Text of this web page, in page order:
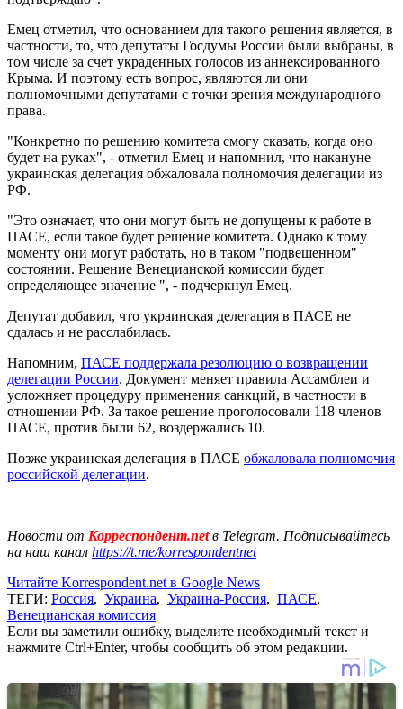
Емец отметил, что основанием для такого решения является, в
частности, то, что депутаты Госдумы России были выбраны, в
том числе за счет украденных голосов из аннексированного
Крыма. И поэтому есть вопрос, являются ли они
полномочными депутатами с точки зрения международного
права.
"Конкретно по решению комитета смогу сказать, когда оно
будет на руках", - отметил Емец и напомнил, что накануне
украинская делегация обжаловала полномочия делегации из
РФ.
"Это означает, что они могут быть не допущены к работе в
ПАСЕ, если такое будет решение комитета. Однако к тому
моменту они могут работать, но в таком "подвешенном"
состоянии. Решение Венецианской комиссии будет
определяющее значение ", - подчеркнул Емец.
Депутат добавил, что украинская делегация в ПАСЕ не
сдалась и не расслабилась.
Напомним, ПАСЕ поддержала резолюцию о возвращении
делегации России. Документ меняет правила Ассамблеи и
усложняет процедуру применения санкций, в частности в
отношении РФ. За такое решение проголосовали 118 членов
ПАСЕ, против были 62, воздержались 10.
Позже украинская делегация в ПАСЕ обжаловала полномочия
российской делегации.
Новости от Корреспондент.netв Telegram. Подписывайтесь
на наш канал https://t.me/korrespondentnet
Читайте Korrespondent.net в Google News
ТЕГИ: Россия, Украина, Украина-Россия, ПАСЕ,
Венецианская комиссия
Если вы заметили ошибку, выделите необходимый текст и
нажмите Ctrl+Enter, чтобы сообщить об этом редакции.